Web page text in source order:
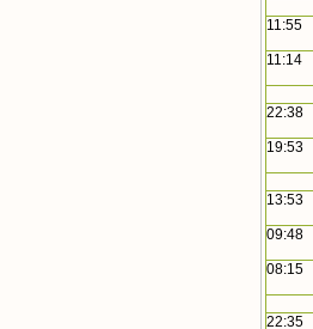
11:55
11:14
22:38
19:53
13:53
09:48
08:15
22:35